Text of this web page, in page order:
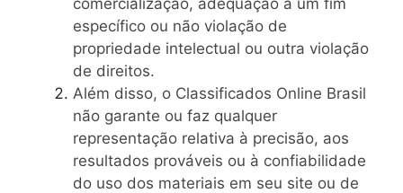
específico ou não violação de
propriedade intelectual ou outra violação
de direitos.
Além disso, o Classificados Online Brasil
não garante ou faz qualquer
representação relativa à precisão, aos
resultados prováveis ​​ou à confiabilidade
do uso dos materiais em seu site ou de